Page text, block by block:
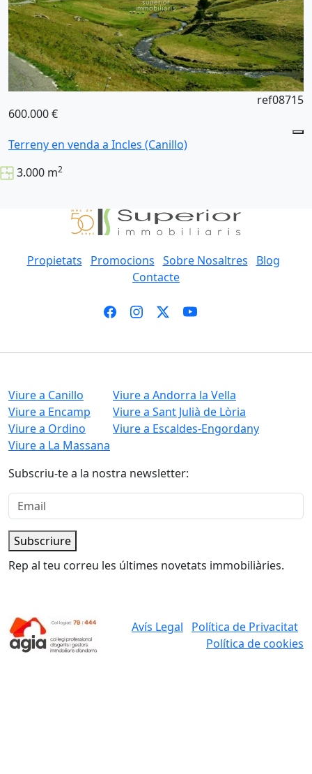
600.000 €
ref08715
Terreny en venda a Incles (Canillo)
3.000 m2
Propietats Promocions Sobre Nosaltres
Blog
Contacte
Viure a Canillo
Viure a Encamp
Viure a Ordino
Viure a La Massana
Viure a Andorra la Vella
Viure a Sant Julià de Lòria
Viure a Escaldes-Engordany
Subscriu-te a la nostra newsletter:
Subscriure
Rep al teu correu les últimes novetats immobiliàries.
Avís Legal
Política de Privacitat
Política de cookies